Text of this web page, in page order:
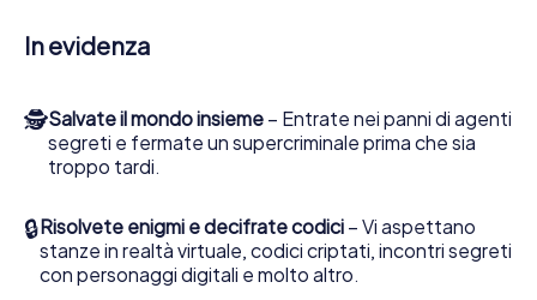
del Bocholt e avrete accesso alla vostra personale
galleria di immagini. Il gioco di Escape di myCityHunt rende
segreti e trasformi Bocholt in un'Escape Room all'aperto!
In evidenza
🕵Salvate il mondo insieme – Entrate nei panni di agenti
segreti e fermate un supercriminale prima che sia
troppo tardi.
🔒Risolvete enigmi e decifrate codici – Vi aspettano
stanze in realtà virtuale, codici criptati, incontri segreti
con personaggi digitali e molto altro.